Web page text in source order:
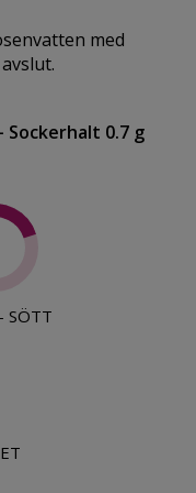
med
- Sockerhalt 0.7 g
SÖTT